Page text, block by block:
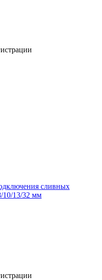
сливных
10/13/32 мм